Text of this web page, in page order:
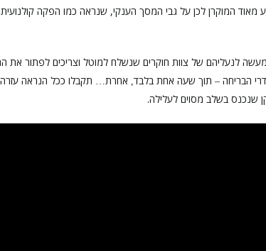
המוקרן לכן על גבי המסך הענקי, שנראה כמו הפקה
לנעליהם של צוות חוקרים שנשלח למוטל וצריכים לפתור את
הבריחה – תוך שעה אחת בלבד, אחרת… תקבלו ככל הנראה
שנכנס בשלב מסוים לעלילה.